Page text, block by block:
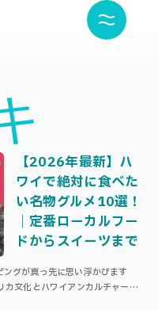
【2026年最新】ハ
ワイで絶対に食べた
い名物グルメ10選！
｜定番ローカルフー
ドからスイーツまで
グが真っ先に思い浮かびます
カ文化とハワイアンカルチャーが
ない美味しさ…！ 名物のプレー